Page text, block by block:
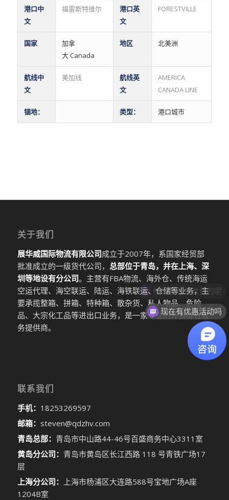
港口中
文
福雷斯特维尔
港口英
文
FORESTVILLE
国家
加拿
大 Canada
地区 北美洲
航线中
文
美加线
航线英
文
AMERICA
CANADA LINE
锚地： 类型： 港口城市
关于我们
展华威国际物流有限公司成立于2007年，系国家经贸部
批准成立的一级货代公司， 总部位于青岛，并在上海、深
圳等地设有分公司。主营有FBA物流、海外仓、传统海运
空运代理、海空联运、陆运、海铁联运、仓储等业务，主
要承揽整箱、拼箱、特种箱、散杂货、私人物品、危险
品、大宗化工品等进出口业务，是一家专业的外贸综合服
务提供商。
联系我们
手机： 18253269597
邮箱： steven@qdzhv.com
青岛总部： 青岛市中山路44-46号百盛商务中心3311室
黄岛分公司： 青岛市黄岛区长江西路 118 号青铁广场17
层
上海分公司：
上海市杨浦区大连路588号宝地广场A座
1204B室
你们是怎么收费的呢
现在有优惠活动吗